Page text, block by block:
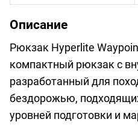
Описание
Рюкзак Hyperlite
компактный рюкзак с
разработанный для
бездорожью,
уровней подготовки и